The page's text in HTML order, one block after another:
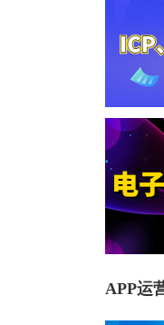
APP运